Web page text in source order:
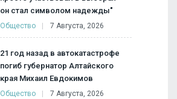
он стал символом надежды"
Общество 7 Августа, 2026
21 год назад в автокатастрофе
погиб губернатор Алтайского
края Михаил Евдокимов
Общество 7 Августа, 2026